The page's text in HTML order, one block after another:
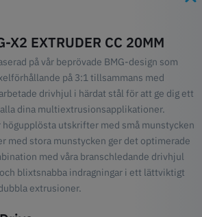
X2 EXTRUDER CC 20MM
på vår beprövade BMG-design som
på 3:1 tillsammans med
drivhjul i härdat stål för att ge dig ett
dina multiextrusionsapplikationer.
högupplösta utskrifter med små munstycken
med stora munstycken ger det optimerade
med våra branschledande drivhjul
blixtsnabba indragningar i ett lättviktigt
extrusioner.